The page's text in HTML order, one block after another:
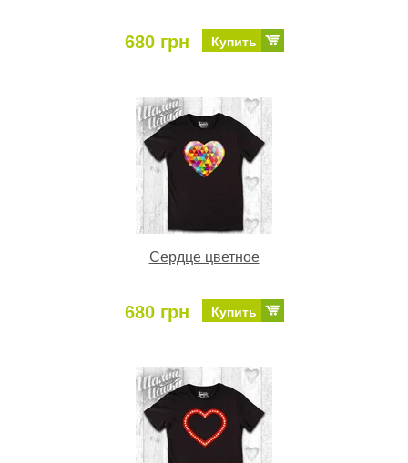
680 грн Купить
Сердце цветное
680 грн Купить